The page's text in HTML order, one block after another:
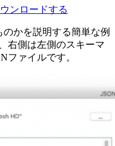
ンロードする
かを説明する簡単な例
右側は左側のスキーマ
ファイルです。